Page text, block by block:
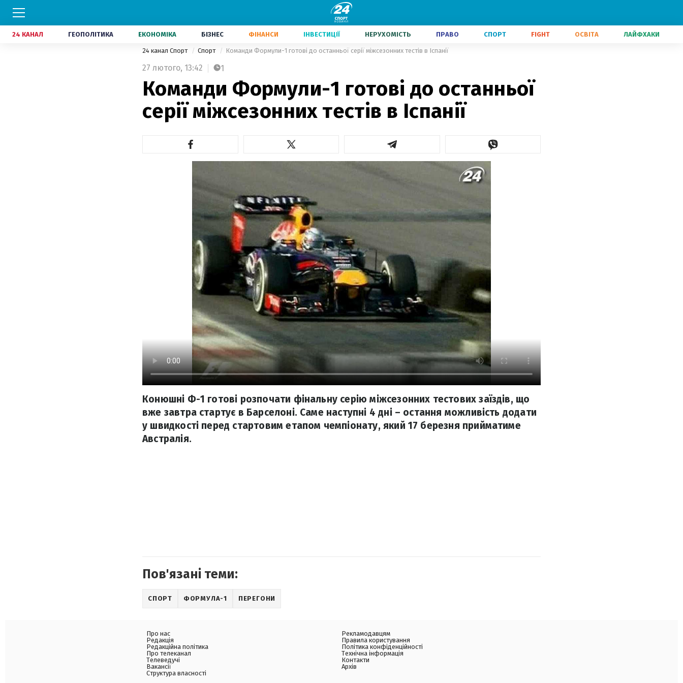
24 КАНАЛ ГЕОПОЛІТИКА ЕКОНОМІКА БІЗНЕС ФІНАНСИ ІНВЕСТИЦІЇ НЕРУХОМІСТЬ ПРАВО СПОРТ FIGHT ОСВІТА ЛАЙФХАКИ
24 канал Спорт Спорт Команди Формули-1 готові до останньої серії міжсезонних тестів в Іспанії
27 лютого, 13:42 1
Команди Формули-1 готові до останньої
серії міжсезонних тестів в Іспанії
Конюшні Ф-1 готові розпочати фінальну серію міжсезонних тестових заїздів, що
вже завтра стартує в Барселоні. Саме наступні 4 дні – остання можливість додати
у швидкості перед стартовим етапом чемпіонату, який 17 березня прийматиме
Австралія.
Пов'язані теми:
СПОРТ ФОРМУЛА-1 ПЕРЕГОНИ
Про нас
Редакція
Редакційна політика
Про телеканал
Телеведучі
Вакансії
Структура власності
Рекламодавцям
Правила користування
Політика конфіденційності
Технічна інформація
Контакти
Архів